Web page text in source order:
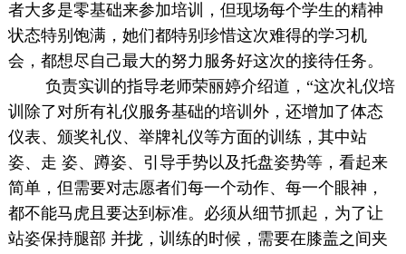
者大多是零基础来参加培训，但现场每个学生的精神
状态特别饱满，她们都特别珍惜这次难得的学习机
会，都想尽自己最大的努力服务好这次的接待任务。
负责实训的指导老师荣丽婷介绍道，“这次礼仪培
训除了对所有礼仪服务基础的培训外，还增加了体态
仪表、颁奖礼仪、举牌礼仪等方面的训练，其中站
姿、走 姿、蹲姿、引导手势以及托盘姿势等，看起来
简单，但需要对志愿者们每一个动作、每一个眼神，
都不能马虎且要达到标准。必须从细节抓起，为了让
站姿保持腿部 并拢，训练的时候，需要在膝盖之间夹